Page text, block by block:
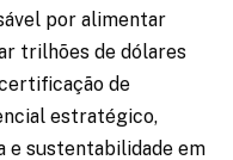
por alimentar
trilhões de dólares
de
estratégico,
e sustentabilidade em